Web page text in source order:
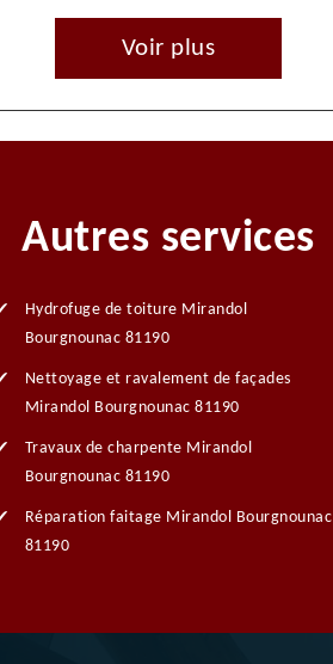
Voir plus
Autres services
Hydrofuge de toiture Mirandol
Bourgnounac 81190
Nettoyage et ravalement de façades
Mirandol Bourgnounac 81190
Travaux de charpente Mirandol
Bourgnounac 81190
Réparation faitage Mirandol Bourgnounac
81190